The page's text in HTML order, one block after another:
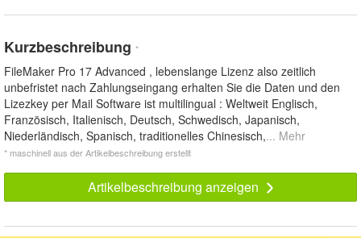
Kurzbeschreibung *
FileMaker Pro 17 Advanced , lebenslange Lizenz also zeitlich
unbefristet nach Zahlungseingang erhalten Sie die Daten und den
Lizezkey per Mail Software ist multilingual : Weltweit Englisch,
Französisch, Italienisch, Deutsch, Schwedisch, Japanisch,
Niederländisch, Spanisch, traditionelles Chinesisch,... Mehr
* maschinell aus der Artikelbeschreibung erstellt
Artikelbeschreibung anzeigen